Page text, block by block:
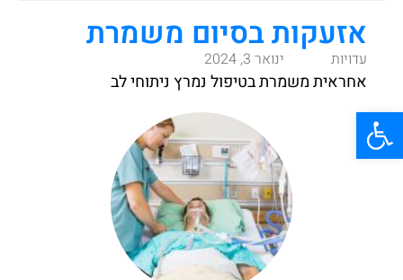
פתח סרגל נגישות
אזעקות בסיום משמרת
עדויות ינואר 3, 2024
אחראית משמרת בטיפול נמרץ ניתוחי לב